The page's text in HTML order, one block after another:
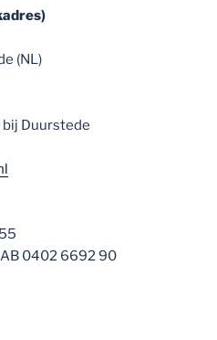
(NL)
bij Duurstede
0402 6692 90